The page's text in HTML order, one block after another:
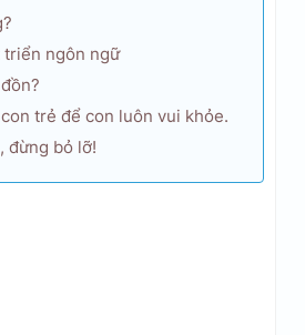
triển ngôn ngữ
trẻ để con luôn vui khỏe.
đừng bỏ lỡ!